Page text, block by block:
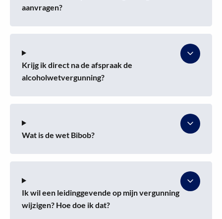
aanvragen?
Krijg ik direct na de afspraak de
alcoholwetvergunning?
Wat is de wet Bibob?
Ik wil een leidinggevende op mijn vergunning
wijzigen? Hoe doe ik dat?